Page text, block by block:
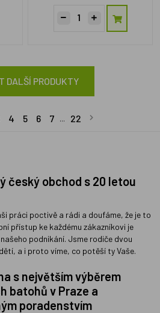
DALŠÍ PRODUKTY
4 5 6 7 ... 22
český obchod s 20 letou
práci poctivě a rádi a doufáme, že je to
přístup ke každému zákazníkovi je
podnikání. Jsme rodiče dvou
a i proto víme, co potěší ty Vaše.
s největším výběrem
batohů v Praze a
poradenstvím